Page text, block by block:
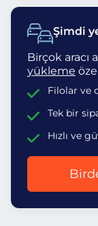
Şimdi
Birçok aracı
yükleme
Filolar ve
Tek bir
Hızlı ve